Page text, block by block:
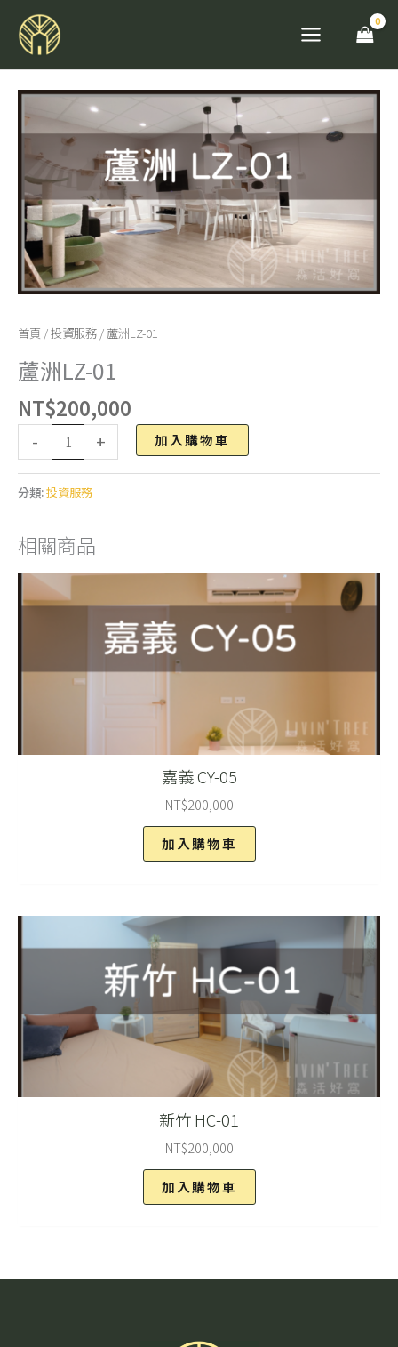
首頁 /投資服務 / 蘆洲LZ-01
蘆洲LZ-01
NT$200,000
-
洲
01
數
量
+ 加入購物車
分類:投資服務
相關商品
嘉義 CY-05
NT$200,000
加入購物車
新竹 HC-01
NT$200,000
加入購物車